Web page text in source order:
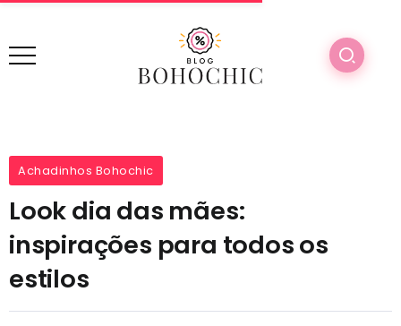
Achadinhos Bohochic
Look dia das mães:
inspirações para todos os
estilos